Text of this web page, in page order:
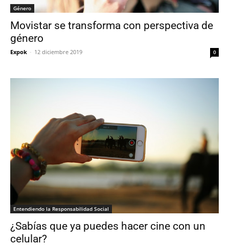
Género
Movistar se transforma con perspectiva de
género
Expok - 12 diciembre 2019 0
Entendiendo la Responsabilidad Social
¿Sabías que ya puedes hacer cine con un
celular?